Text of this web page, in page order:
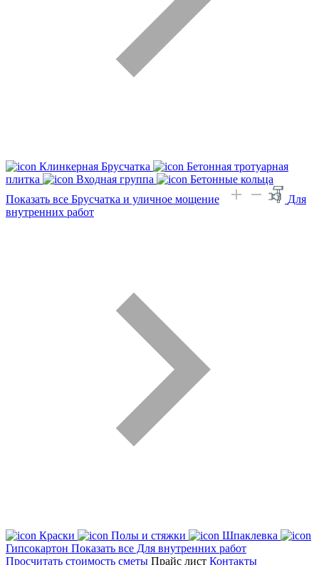
Клинкерная Брусчатка
Бетонная тротуарная
плитка
Входная группа
Бетонные кольца
Показать все Брусчатка и уличное мощение
Для
внутренних работ
Краски Полы и стяжки
Шпаклевка
Гипсокартон Показать все Для внутренних работ
Просчитать стоимость сметы Прайс лист Контакты